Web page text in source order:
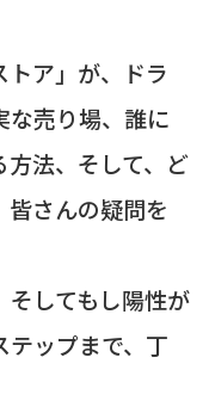
トア」が、ドラ
な売り場、誰に
法、そして、ど
さんの疑問を
してもし陽性が
テップまで、丁